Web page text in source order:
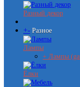
Разный декор
+- Разное
Лампы
+ Лампы
Ёлки